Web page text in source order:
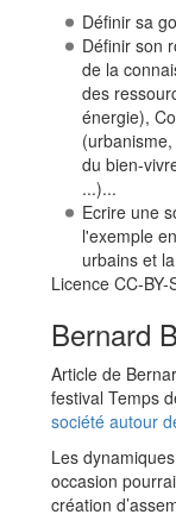
Définir sa
Définir son
de la
des
énergie),
du bien-
...)...
Ecrire une
l'exemple
urbains et
Licence CC-BY-
Bernard
Article de
festival Temps
société autour
Les
occasion
création